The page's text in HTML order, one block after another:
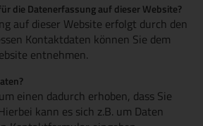
die Datenerfassung auf dieser Website?
auf dieser Website erfolgt durch den
Kontaktdaten können Sie dem
entnehmen.
einen dadurch erhoben, dass Sie
kann es sich z.B. um Daten